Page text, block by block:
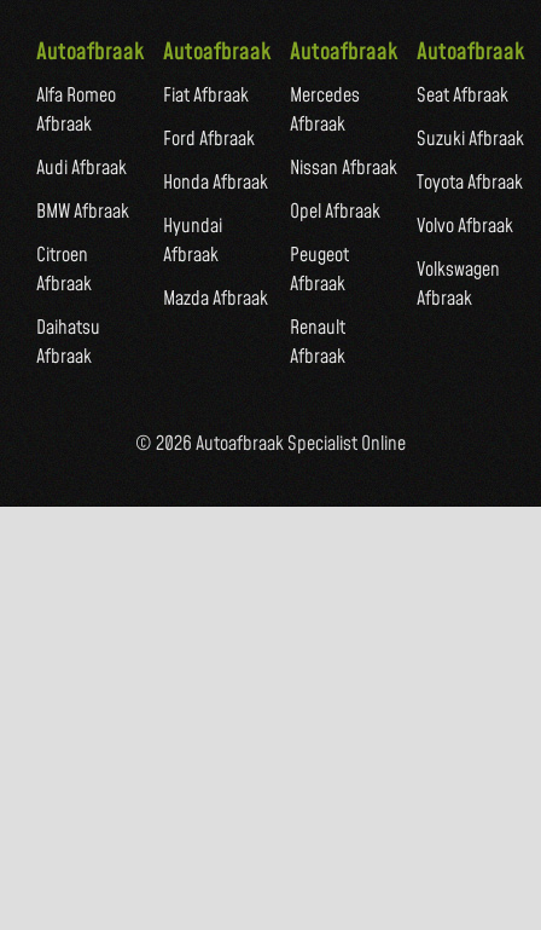
Autoafbraak
Alfa Romeo
Afbraak
Audi Afbraak
BMW Afbraak
Citroen
Afbraak
Daihatsu
Afbraak
Autoafbraak
Fiat Afbraak
Ford Afbraak
Honda Afbraak
Hyundai
Afbraak
Mazda Afbraak
Autoafbraak
Mercedes
Afbraak
Nissan Afbraak
Opel Afbraak
Peugeot
Afbraak
Renault
Afbraak
Autoafbraak
Seat Afbraak
Suzuki Afbraak
Toyota Afbraak
Volvo Afbraak
Volkswagen
Afbraak
© 2026 Autoafbraak Specialist Online